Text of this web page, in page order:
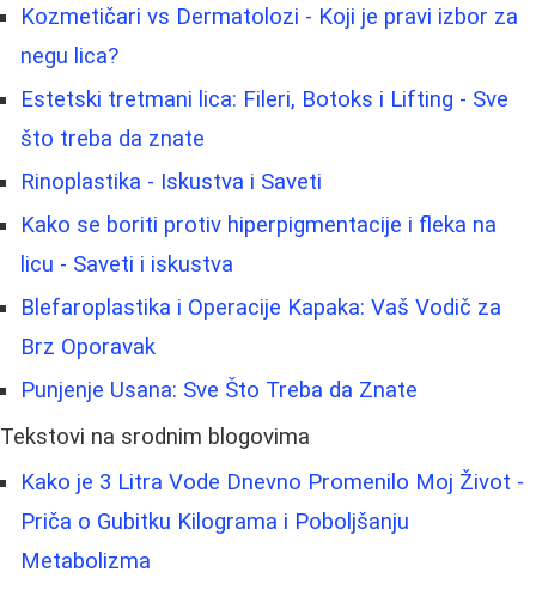
Kozmetičari vs Dermatolozi - Koji je pravi izbor za
negu lica?
Estetski tretmani lica: Fileri, Botoks i Lifting - Sve
što treba da znate
Rinoplastika - Iskustva i Saveti
Kako se boriti protiv hiperpigmentacije i fleka na
licu - Saveti i iskustva
Blefaroplastika i Operacije Kapaka: Vaš Vodič za
Brz Oporavak
Punjenje Usana: Sve Što Treba da Znate
Tekstovi na srodnim blogovima
Kako je 3 Litra Vode Dnevno Promenilo Moj Život -
Priča o Gubitku Kilograma i Poboljšanju
Metabolizma